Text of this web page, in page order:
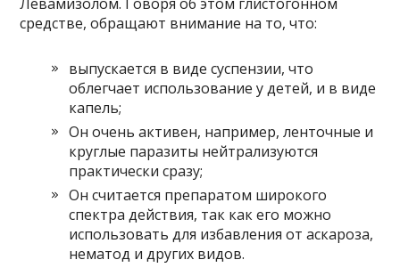
средстве, обращают внимание на то, что:
выпускается в виде суспензии, что
облегчает использование у детей, и в виде
капель;
Он очень активен, например, ленточные и
круглые паразиты нейтрализуются
практически сразу;
Он считается препаратом широкого
спектра действия, так как его можно
использовать для избавления от аскароза,
нематод и других видов.